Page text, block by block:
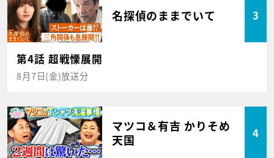
名探偵のままでいて 3
第4話 超戦慄展開
8月7日(金)放送分
マツコ＆有吉 かりそめ
天国
4